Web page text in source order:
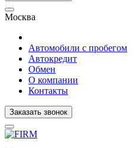
Москва
Автомобили с пробегом
Автокредит
Обмен
О компании
Контакты
Заказать звонок